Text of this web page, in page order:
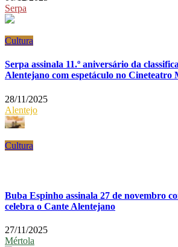
Serpa
Cultura
Serpa assinala 11.º aniversário da
Alentejano com espetáculo no Cineteatro
28/11/2025
Alentejo
Cultura
Buba Espinho assinala 27 de novembro
celebra o Cante Alentejano
27/11/2025
Mértola